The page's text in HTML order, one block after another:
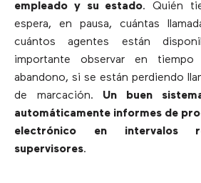
empleado y su estado. Quién
espera, en pausa, cuántas
cuántos agentes están
importante observar en
abandono, si se están perdiendo
de marcación. Un buen
automáticamente informes de
electrónico en intervalos
supervisores.